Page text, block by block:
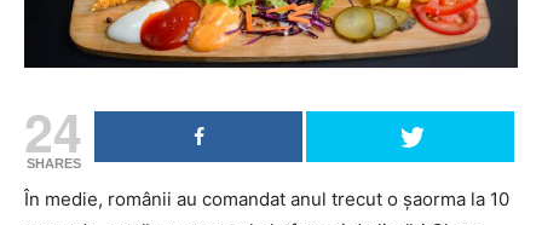
24
SHARES
În medie, românii au comandat anul trecut o șaorma la 10